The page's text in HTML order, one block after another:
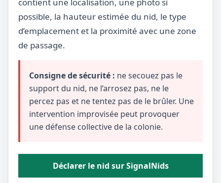
possible, la hauteur estimée du nid, le type
d’emplacement et la proximité avec une zone
de passage.
Consigne de sécurité : ne secouez pas le
support du nid, ne l’arrosez pas, ne le
percez pas et ne tentez pas de le brûler. Une
intervention improvisée peut provoquer
une défense collective de la colonie.
Déclarer le nid sur SignalNids